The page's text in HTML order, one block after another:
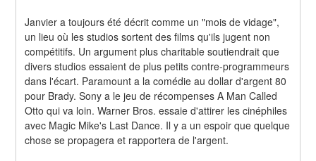
Janvier a toujours été décrit comme un "mois de vidage",
un lieu où les studios sortent des films qu'ils jugent non
compétitifs. Un argument plus charitable soutiendrait que
divers studios essaient de plus petits contre-programmeurs
dans l'écart. Paramount a la comédie au dollar d'argent 80
pour Brady. Sony a le jeu de récompenses A Man Called
Otto qui va loin. Warner Bros. essaie d'attirer les cinéphiles
avec Magic Mike's Last Dance. Il y a un espoir que quelque
chose se propagera et rapportera de l'argent.